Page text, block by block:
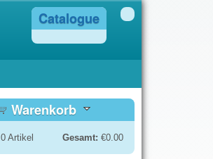
Catalogue
Warenkorb
0Artikel Gesamt: €0.00